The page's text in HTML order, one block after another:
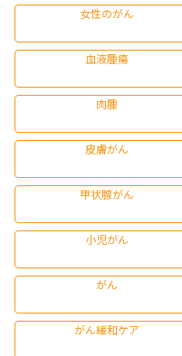
女性のがん
血液腫瘍
肉腫
皮膚がん
甲状腺がん
小児がん
がん
がん緩和ケア